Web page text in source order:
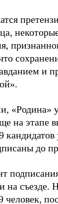
и
«Родина»
на этапе
до
съезде.
человек,